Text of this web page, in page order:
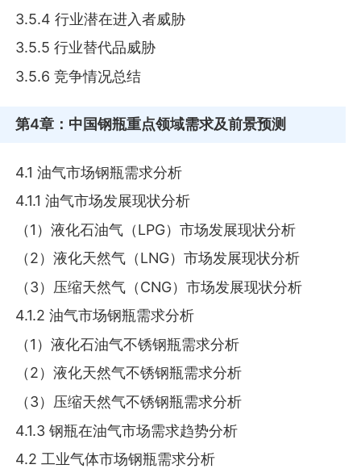
3.5.4 行业潜在进入者威胁
3.5.5 行业替代品威胁
3.5.6 竞争情况总结
第4章 ：中国钢瓶重点领域需求及前景预测
4.1 油气市场钢瓶需求分析
4.1.1 油气市场发展现状分析
（1）液化石油气（LPG）市场发展现状分析
（2）液化天然气（LNG）市场发展现状分析
（3）压缩天然气（CNG）市场发展现状分析
4.1.2 油气市场钢瓶需求分析
（1）液化石油气不锈钢瓶需求分析
（2）液化天然气不锈钢瓶需求分析
（3）压缩天然气不锈钢瓶需求分析
4.1.3 钢瓶在油气市场需求趋势分析
4.2 工业气体市场钢瓶需求分析